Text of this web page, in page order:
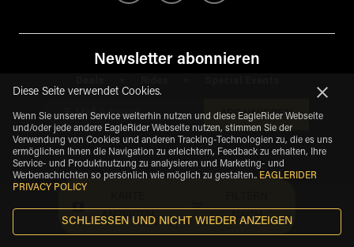
ANZEIGEN
NACH
Newsletter abonnieren
ABONNIEREN
Copyright © 2026 eagleshare.
Diese Seite verwendet Cookies.
Wenn Sie unseren Service weiterhin nutzen und diese EagleRider Webseite
und/oder jede andere EagleRider Webseite nutzen, stimmen Sie der
Verwendung von Cookies und anderen Tracking-Technologien zu, die es uns
ermöglichen Ihnen die Navigation zu erleichtern, Feedback zu erhalten, Ihre
Service- und Produktnutzung zu analysieren und Marketing- und
Werbenachrichten so persönlich wie möglich zu gestalten.. EAGLERIDER
PRIVACY POLICY
SCHLIESSEN UND NICHT WIEDER ANZEIGEN